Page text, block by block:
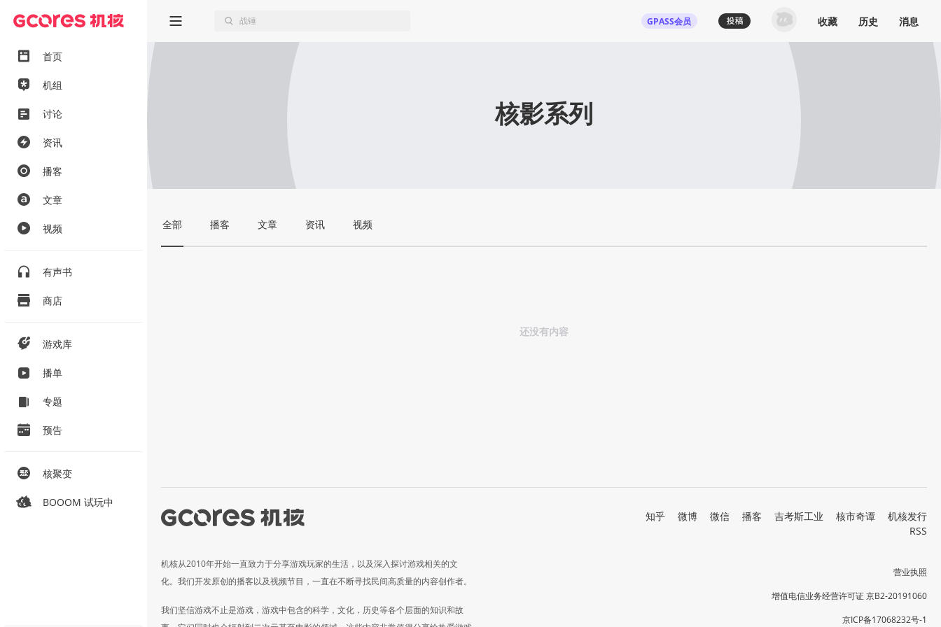
首页
机组
讨论
资讯
播客
文章
视频
有声书
商店
游戏库
播单
专题
预告
核聚变
BOOOM 试玩中
GPASS会员 收藏 历史 消息
核影系列
全部 播客 文章 资讯 视频
还没有内容
机核从2010年开始一直致力于分享游戏玩家的生活，以及深入探讨游戏相关的文
化。我们开发原创的播客以及视频节目，一直在不断寻找民间高质量的内容创作者。
我们坚信游戏不止是游戏，游戏中包含的科学，文化，历史等各个层面的知识和故
知乎 微博 微信 播客 吉考斯工业 核市奇谭
机核发行
RSS
营业执照
增值电信业务经营许可证 京B2-20191060
京ICP备17068232号-1